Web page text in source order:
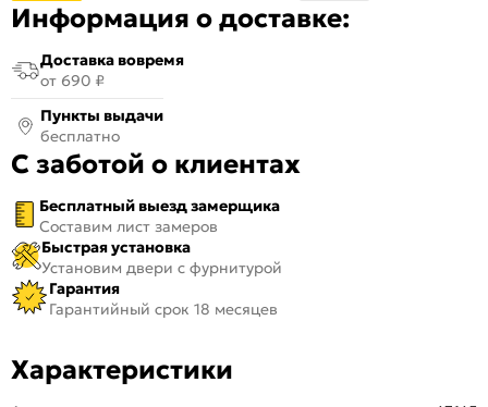
Информация о доставке:
Доставка вовремя
от 690 ₽
Пункты выдачи
бесплатно
С заботой о клиентах
Бесплатный выезд замерщика
Составим лист замеров
Быстрая установка
Установим двери с фурнитурой
Гарантия
Гарантийный срок 18 месяцев
Характеристики